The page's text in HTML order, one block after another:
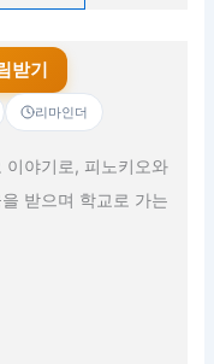
받기
리마인더
이야기로, 피노키오와
받으며 학교로 가는